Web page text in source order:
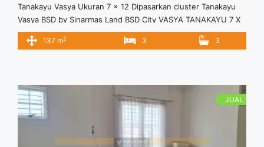
Tanakayu Vasya Ukuran 7 x 12 Dipasarkan cluster Tanakayu
Vasya BSD by Sinarmas Land BSD City VASYA TANAKAYU 7 X
12 BSD Indent 24 bln Lokasi : West BSD City Di jalan raya
utama ROW 50 (tepi jalan langsung) Dekat Q BIG BSD CITY
Full Furnished at BSD City" class="read-more"
href="https://vasapro.com/property/the-last-cluster-from-
tanakayu-vasya-7-x-12-full-furnished-at-bsd-city/" aria-
label="Read more about The Last Cluster From Tanakayu
Vasya 7 x 12 Full Furnished at BSD City">Read more</a>
137 m2 3 3
JUAL